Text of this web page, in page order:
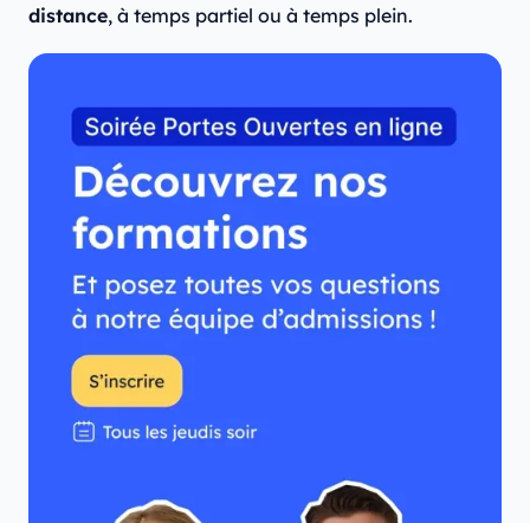
distance, à temps partiel ou à temps plein.